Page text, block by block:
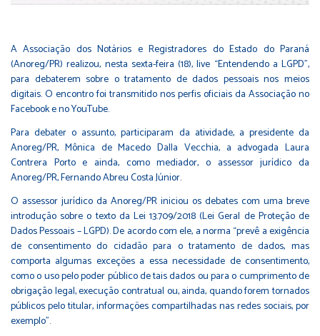
A Associação dos Notários e Registradores do Estado do Paraná
(Anoreg/PR) realizou, nesta sexta-feira (18), live “Entendendo a LGPD”,
para debaterem sobre o tratamento de dados pessoais nos meios
digitais. O encontro foi transmitido nos perfis oficiais da Associação no
Facebook e no YouTube.
Para debater o assunto, participaram da atividade, a presidente da
Anoreg/PR, Mônica de Macedo Dalla Vecchia, a advogada Laura
Contrera Porto e ainda, como mediador, o assessor jurídico da
Anoreg/PR, Fernando Abreu Costa Júnior.
O assessor jurídico da Anoreg/PR iniciou os debates com uma breve
introdução sobre o texto da Lei 13.709/2018 (Lei Geral de Proteção de
Dados Pessoais – LGPD). De acordo com ele, a norma “prevê a exigência
de consentimento do cidadão para o tratamento de dados, mas
comporta algumas exceções a essa necessidade de consentimento,
como o uso pelo poder público de tais dados ou para o cumprimento de
obrigação legal, execução contratual ou, ainda, quando forem tornados
públicos pelo titular, informações compartilhadas nas redes sociais, por
exemplo”.